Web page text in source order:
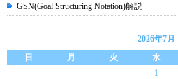
GSN(Goal Structuring Notation)解説
2026年7月
日
月 火 水
1